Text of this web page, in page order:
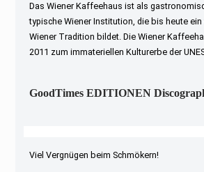
Das Wiener Kaffeehaus ist als
typische Wiener Institution, die bis heute ein
Wiener Tradition bildet. Die Wiener
2011 zum immateriellen Kulturerbe der
GoodTimes EDITIONEN
Viel Vergnügen beim Schmökern!